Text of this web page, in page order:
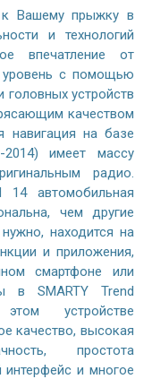
к Вашему прыжку в
и технологий
впечатление от
уровень с помощью
головных устройств
качеством
навигация на базе
имеет массу
радио.
14 автомобильная
чем другие
находится на
и приложения,
смартфоне или
в SMARTY Trend
устройстве
качество, высокая
простота
интерфейс и многое